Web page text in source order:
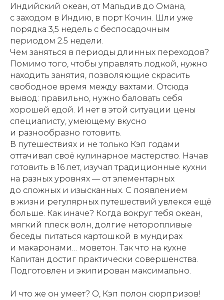
Индийский океан, от Мальдив до Омана,
с заходом в Индию, в порт Кочин. Шли уже
порядка 3,5 недель с беспосадочным
периодом 2.5 недели.
Чем заняться в периоды длинных переходов?
Помимо того, чтобы управлять лодкой, нужно
находить занятия, позволяющие скрасить
свободное время между вахтами. Отсюда
вывод: правильно, нужно баловать себя
хорошей едой. И нет в этой ситуации цены
специалисту, умеющему вкусно
и разнообразно готовить.
В путешествиях и не только Кэп годами
оттачивал своё кулинарное мастерство. Начав
готовить в 16 лет, изучал традиционные кухни
на разных уровнях — от элементарных
до сложных и изысканных. С появлением
в жизни регулярных путешествий увлекся ещё
больше. Как иначе? Когда вокруг тебя океан,
мягкий плеск волн, долгие неторопливые
беседы питаться картошкой в мундирах
и макаронами… моветон. Так что на кухне
Капитан достиг практически совершенства.
Подготовлен и экипирован максимально.
И что же он умеет? О, Кэп полон сюрпризов!